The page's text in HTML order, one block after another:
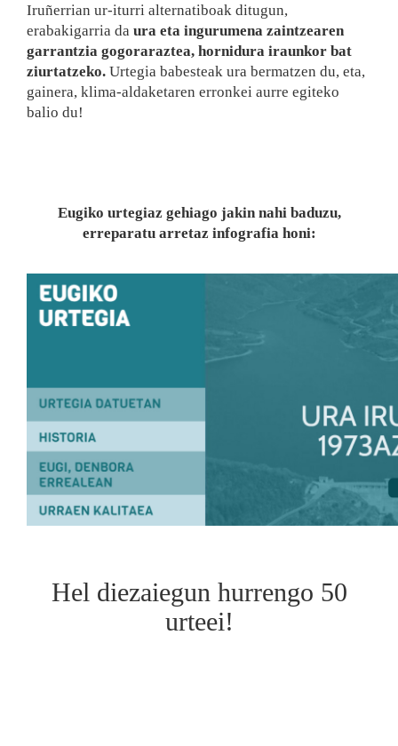
Iruñerrian ur-iturri alternatiboak ditugun,
erabakigarria da ura eta ingurumena zaintzearen
garrantzia gogoraraztea, hornidura iraunkor bat
ziurtatzeko. Urtegia babesteak ura bermatzen du, eta,
gainera, klima-aldaketaren erronkei aurre egiteko
balio du!
Eugiko urtegiaz gehiago jakin nahi baduzu,
erreparatu arretaz infografia honi:
Hel diezaiegun hurrengo 50
urteei!